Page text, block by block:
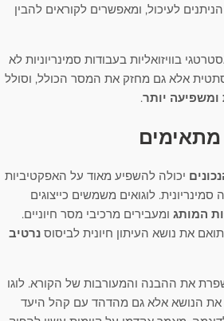
לעיכול, ומאפשרים לקוראים להבין
בוויזואליות בעבודות סמינריוניות לא
אלא גם מחזק את המסר הכולל, וסולל
יותר.
מתאימים
יכולה להשפיע מאוד על האפקטיביות
לוגואים משמשים כייצוגים
המותג ומעבירים מרכיבי מסר חיוניים.
את נושא העיתון חיונית לביסוס נרטיב
את ההבנה והמעורבות של הקורא. לוגו
הנושא אלא גם מהדהד עם קהל היעד